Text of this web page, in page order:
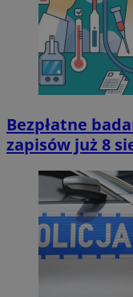
Bezpłatne
zapisów już 8